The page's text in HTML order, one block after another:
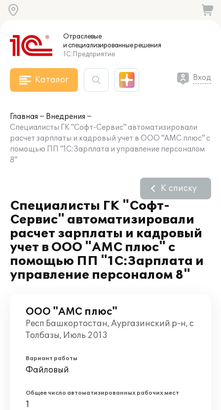
Отраслевые
и специализированныерешения
1С:Предприятие
Каталог Вход
Главная
Внедрения
Специалисты ГК "Софт-Сервис" автоматизировали
расчет зарплаты и кадровый учет в ООО "АМС плюс" с
помощью ПП "1С:Зарплата и управление персоналом
8"
Специалисты ГК "Софт-
Сервис" автоматизировали
расчет зарплаты и кадровый
учет в ООО "АМС плюс" с
помощью ПП "1С:Зарплата и
управление персоналом 8"
К списку
ООО "АМС плюс"
Респ Башкортостан, Аургазинский р-н, с
Толбазы, Июль 2013
Вариант работы
Файловый
Общее число автоматизированных рабочих мест
1